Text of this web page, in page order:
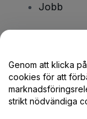
Jobb
Genom att klicka
cookies för att
strikt nödvändiga